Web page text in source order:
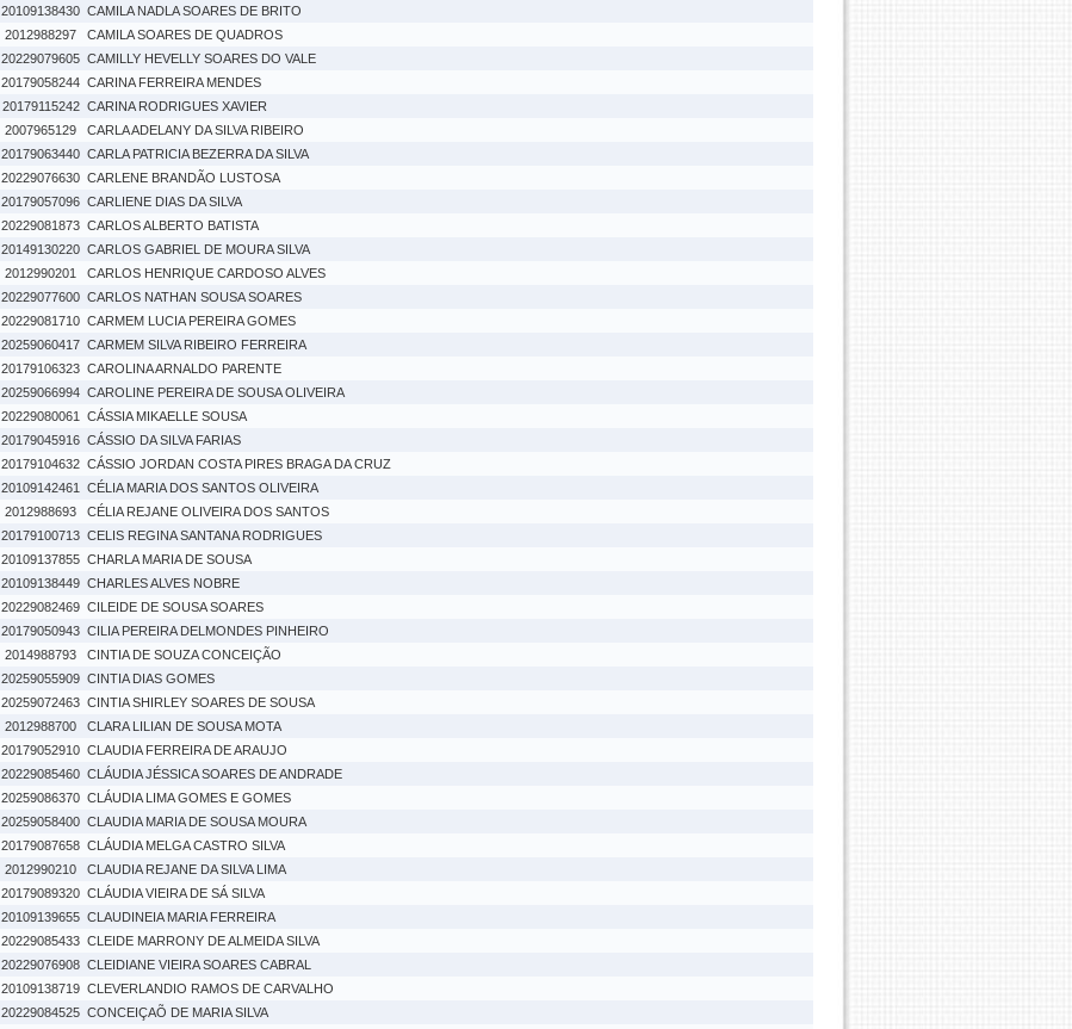
20109138430 CAMILA NADLA SOARES DE BRITO
2012988297
CAMILA SOARES DE QUADROS
20229079605 CAMILLY HEVELLY SOARES DO VALE
20179058244 CARINA FERREIRA MENDES
20179115242 CARINA RODRIGUES XAVIER
2007965129
CARLA ADELANY DA SILVA RIBEIRO
20179063440 CARLA PATRICIA BEZERRA DA SILVA
20229076630 CARLENE BRANDÃO LUSTOSA
20179057096 CARLIENE DIAS DA SILVA
20229081873 CARLOS ALBERTO BATISTA
20149130220 CARLOS GABRIEL DE MOURA SILVA
2012990201
CARLOS HENRIQUE CARDOSO ALVES
20229077600 CARLOS NATHAN SOUSA SOARES
20229081710 CARMEM LUCIA PEREIRA GOMES
20259060417 CARMEM SILVA RIBEIRO FERREIRA
20179106323 CAROLINA ARNALDO PARENTE
20259066994 CAROLINE PEREIRA DE SOUSA OLIVEIRA
20229080061
CÁSSIA MIKAELLE SOUSA
20179045916 CÁSSIO DA SILVA FARIAS
20179104632 CÁSSIO JORDAN COSTA PIRES BRAGA DA CRUZ
20109142461
CÉLIA MARIA DOS SANTOS OLIVEIRA
2012988693
CÉLIA REJANE OLIVEIRA DOS SANTOS
20179100713 CELIS REGINA SANTANA RODRIGUES
20109137855 CHARLA MARIA DE SOUSA
20109138449 CHARLES ALVES NOBRE
20229082469 CILEIDE DE SOUSA SOARES
20179050943 CILIA PEREIRA DELMONDES PINHEIRO
2014988793
CINTIA DE SOUZA CONCEIÇÃO
20259055909 CINTIA DIAS GOMES
20259072463 CINTIA SHIRLEY SOARES DE SOUSA
2012988700
CLARA LILIAN DE SOUSA MOTA
20179052910 CLAUDIA FERREIRA DE ARAUJO
20229085460 CLÁUDIA JÉSSICA SOARES DE ANDRADE
20259086370 CLÁUDIA LIMA GOMES E GOMES
20259058400 CLAUDIA MARIA DE SOUSA MOURA
20179087658 CLÁUDIA MELGA CASTRO SILVA
2012990210
CLAUDIA REJANE DA SILVA LIMA
20179089320 CLÁUDIA VIEIRA DE SÁ SILVA
20109139655 CLAUDINEIA MARIA FERREIRA
20229085433 CLEIDE MARRONY DE ALMEIDA SILVA
20229076908 CLEIDIANE VIEIRA SOARES CABRAL
20109138719 CLEVERLANDIO RAMOS DE CARVALHO
20229084525 CONCEIÇAÕ DE MARIA SILVA